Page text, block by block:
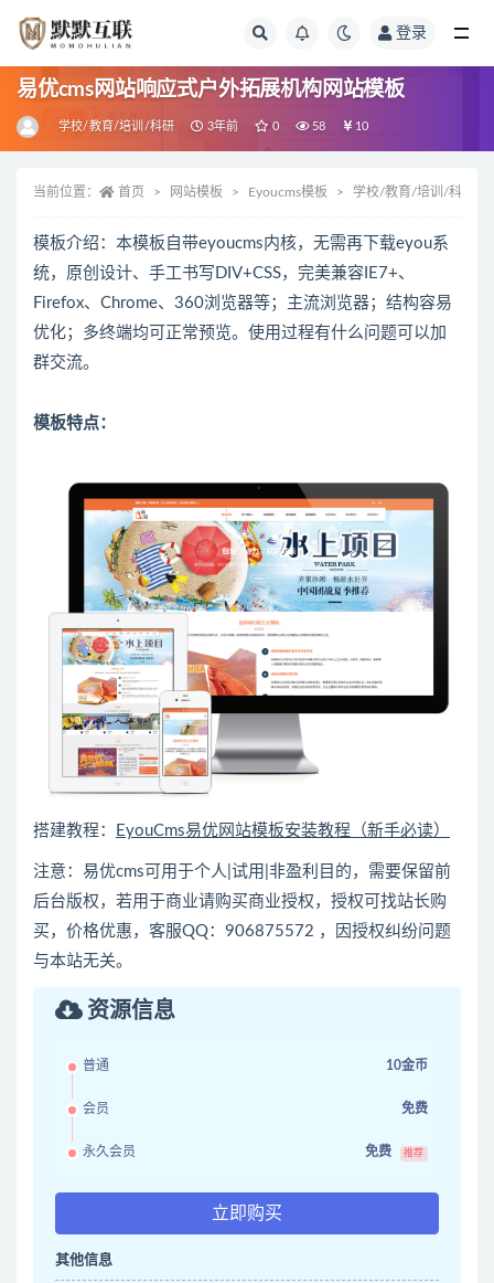
登录
易优cms网站响应式户外拓展机构网站模板
学校/教育/培训/科研 3年前 0 58 10
当前位置： 首页 网站模板 Eyoucms模板 学校/教育/培训/科研
模板介绍：本模板自带eyoucms内核，无需再下载eyou系
统，原创设计、手工书写DIV+CSS，完美兼容IE7+、
Firefox、Chrome、360浏览器等；主流浏览器；结构容易
优化；多终端均可正常预览。使用过程有什么问题可以加
群交流。
模板特点：
搭建教程： EyouCms易优网站模板安装教程（新手必读）
注意：易优cms可用于个人|试用|非盈利目的，需要保留前
后台版权，若用于商业请购买商业授权，授权可找站长购
买，价格优惠，客服QQ：906875572 ，因授权纠纷问题
与本站无关。
资源信息
普通 10金币
会员 免费
永久会员 免费 推荐
立即购买
其他信息